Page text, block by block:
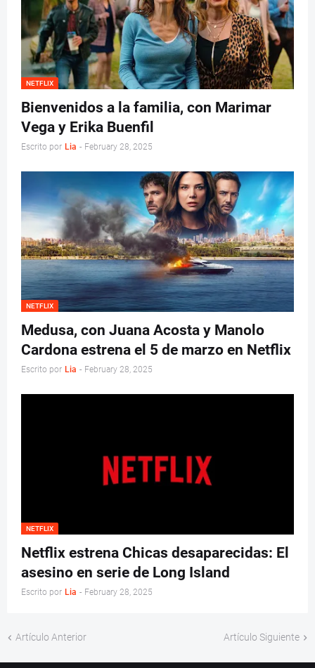
NETFLIX
Bienvenidos a la familia, con Marimar
Vega y Erika Buenfil
Escrito por Lia - February 28, 2025
NETFLIX
Medusa, con Juana Acosta y Manolo
Cardona estrena el 5 de marzo en Netflix
Escrito por Lia - February 28, 2025
NETFLIX
Netflix estrena Chicas desaparecidas: El
asesino en serie de Long Island
Escrito por Lia - February 28, 2025
Artículo Anterior Artículo Siguiente